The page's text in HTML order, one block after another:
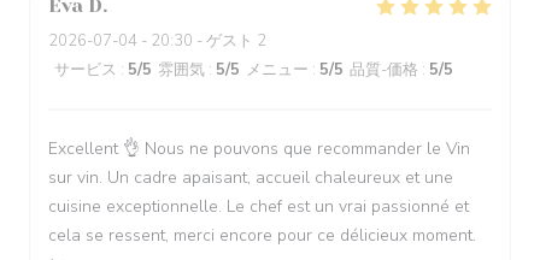
Eva D
2026-07-04 - 20:30 - ゲスト 2
サービス : 5/5 雰囲気 : 5/5 メニュー : 5/5 品質-価格 : 5/5
Excellent 👌 Nous ne pouvons que recommander le Vin
sur vin. Un cadre apaisant, accueil chaleureux et une
cuisine exceptionnelle. Le chef est un vrai passionné et
cela se ressent, merci encore pour ce délicieux moment.